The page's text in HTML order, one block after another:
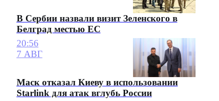
В Сербии назвали визит Зеленского в
Белград местью ЕС
20:56
7 АВГ
Маск отказал Киеву в использовании
Starlink для атак вглубь России